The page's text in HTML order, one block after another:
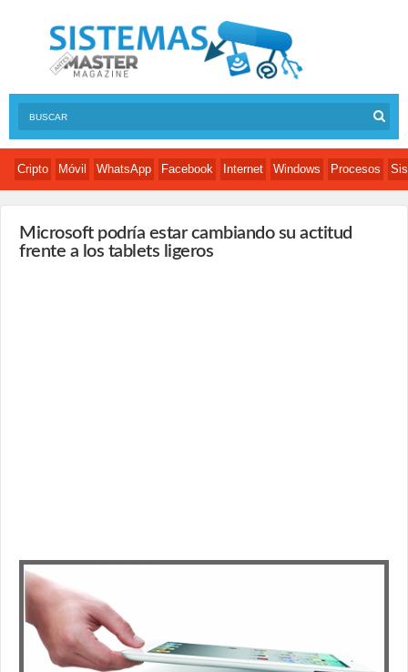
Cripto Móvil WhatsApp Facebook Internet Windows Procesos
Microsoft podría estar cambiando su actitud
frente a los tablets ligeros